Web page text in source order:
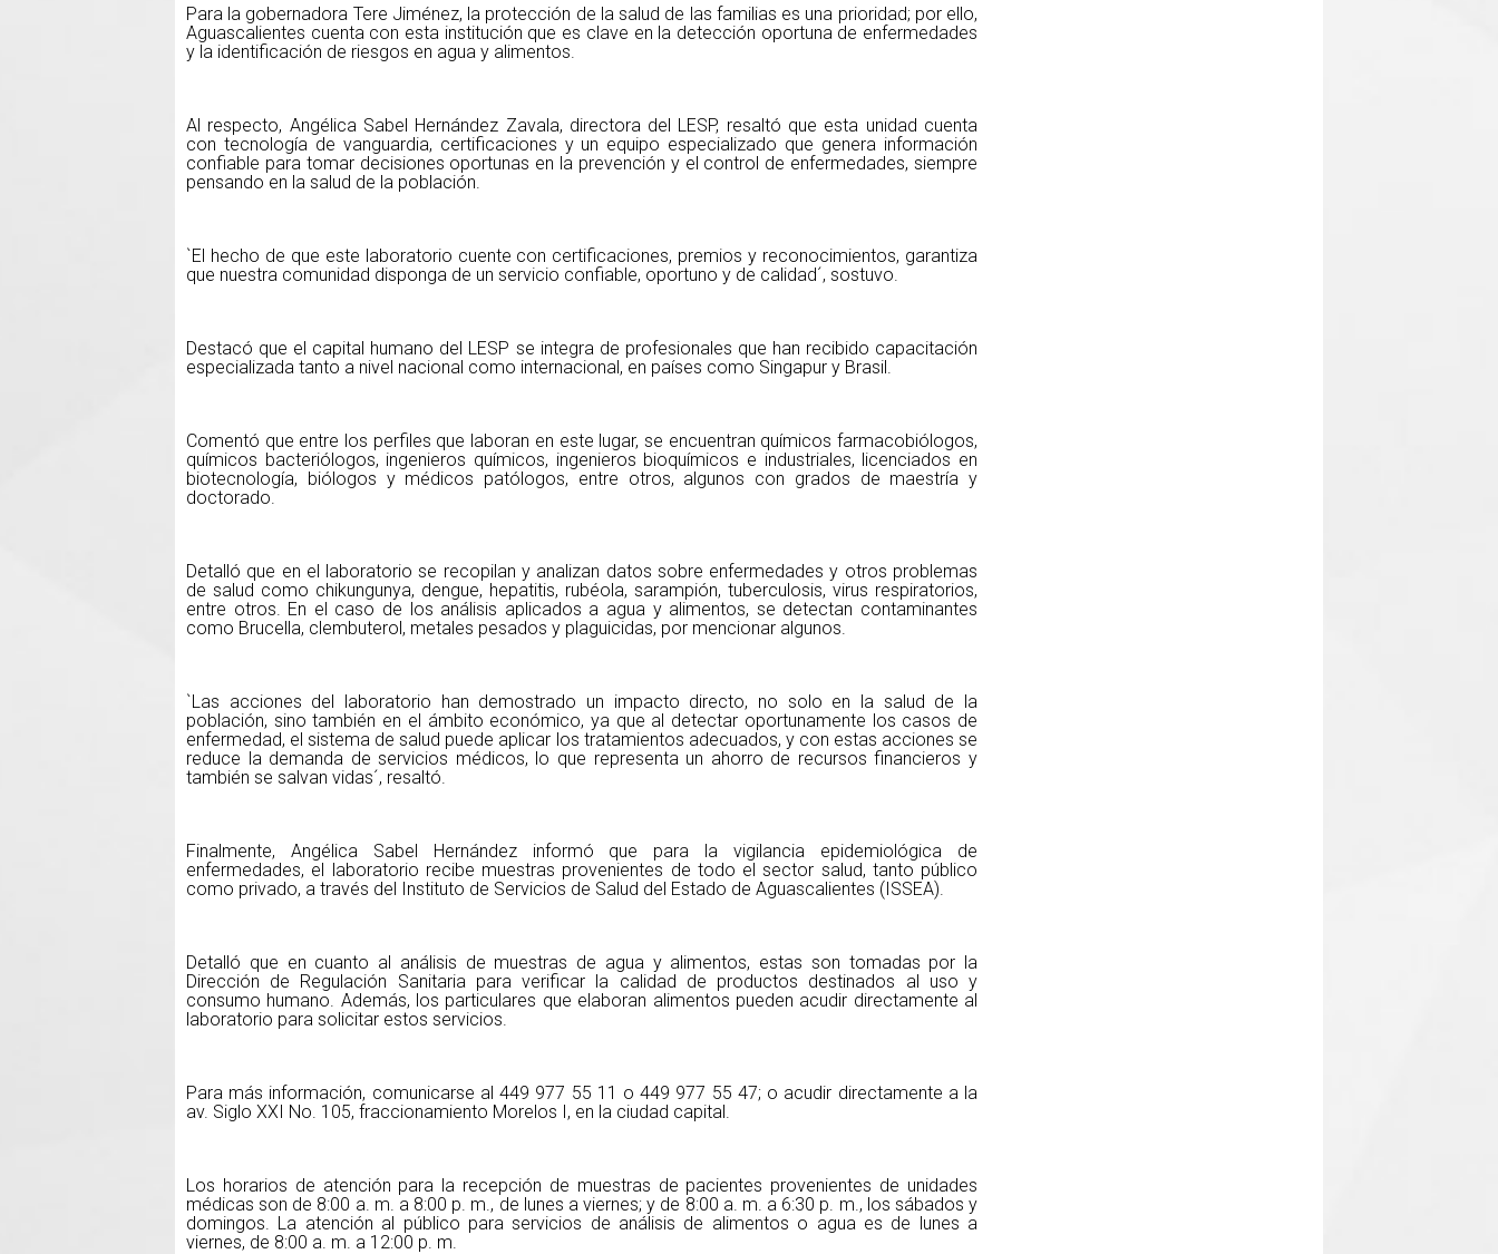
Para la gobernadora Tere Jiménez, la protección de la salud de las familias es una prioridad; por ello,
Aguascalientes cuenta con esta institución que es clave en la detección oportuna de enfermedades
y la identificación de riesgos en agua y alimentos.
Al respecto, Angélica Sabel Hernández Zavala, directora del LESP, resaltó que esta unidad cuenta
con tecnología de vanguardia, certificaciones y un equipo especializado que genera información
confiable para tomar decisiones oportunas en la prevención y el control de enfermedades, siempre
pensando en la salud de la población.
`El hecho de que este laboratorio cuente con certificaciones, premios y reconocimientos, garantiza
que nuestra comunidad disponga de un servicio confiable, oportuno y de calidad´, sostuvo.
Destacó que el capital humano del LESP se integra de profesionales que han recibido capacitación
especializada tanto a nivel nacional como internacional, en países como Singapur y Brasil.
Comentó que entre los perfiles que laboran en este lugar, se encuentran químicos farmacobiólogos,
químicos bacteriólogos, ingenieros químicos, ingenieros bioquímicos e industriales, licenciados en
biotecnología, biólogos y médicos patólogos, entre otros, algunos con grados de maestría y
doctorado.
Detalló que en el laboratorio se recopilan y analizan datos sobre enfermedades y otros problemas
de salud como chikungunya, dengue, hepatitis, rubéola, sarampión, tuberculosis, virus respiratorios,
entre otros. En el caso de los análisis aplicados a agua y alimentos, se detectan contaminantes
como Brucella, clembuterol, metales pesados y plaguicidas, por mencionar algunos.
`Las acciones del laboratorio han demostrado un impacto directo, no solo en la salud de la
población, sino también en el ámbito económico, ya que al detectar oportunamente los casos de
enfermedad, el sistema de salud puede aplicar los tratamientos adecuados, y con estas acciones se
reduce la demanda de servicios médicos, lo que representa un ahorro de recursos financieros y
también se salvan vidas´, resaltó.
Finalmente, Angélica Sabel Hernández informó que para la vigilancia epidemiológica de
enfermedades, el laboratorio recibe muestras provenientes de todo el sector salud, tanto público
como privado, a través del Instituto de Servicios de Salud del Estado de Aguascalientes (ISSEA).
Detalló que en cuanto al análisis de muestras de agua y alimentos, estas son tomadas por la
Dirección de Regulación Sanitaria para verificar la calidad de productos destinados al uso y
consumo humano. Además, los particulares que elaboran alimentos pueden acudir directamente al
laboratorio para solicitar estos servicios.
Para más información, comunicarse al 449 977 55 11 o 449 977 55 47; o acudir directamente a la
av. Siglo XXI No. 105, fraccionamiento Morelos I, en la ciudad capital.
Los horarios de atención para la recepción de muestras de pacientes provenientes de unidades
médicas son de 8:00 a. m. a 8:00 p. m., de lunes a viernes; y de 8:00 a. m. a 6:30 p. m., los sábados y
domingos. La atención al público para servicios de análisis de alimentos o agua es de lunes a
viernes, de 8:00 a. m. a 12:00 p. m.